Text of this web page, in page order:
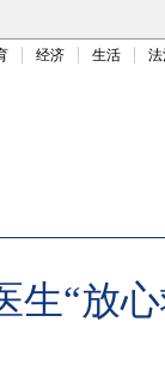
经济 生活
生“放